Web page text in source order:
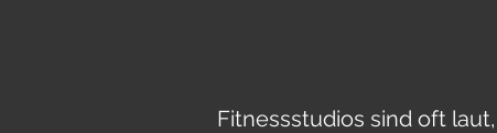
Fitnessstudios sind oft